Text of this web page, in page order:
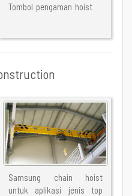
Tombol pengaman hoist
Samsung chain hoist
untuk aplikasi jenis top